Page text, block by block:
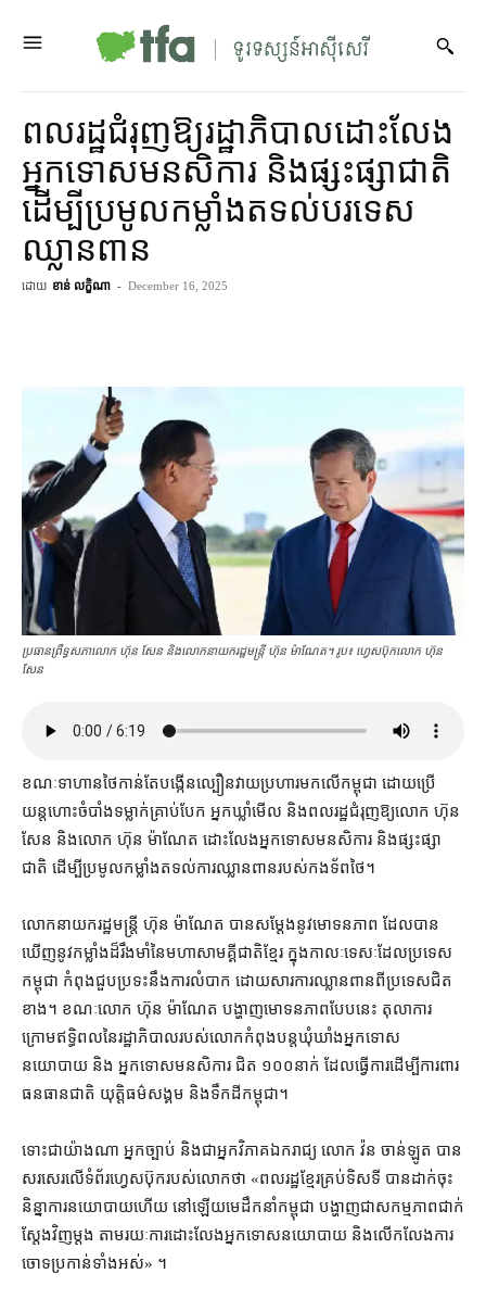
ពលរដ្ឋ​ជំរុញ​ឱ្យ​រដ្ឋាភិបាល​ដោះលែង​
អ្នកទោស​មនសិការ និង​ផ្សះផ្សា​ជាតិ
ដើម្បី​ប្រមូល​កម្លាំង​តទល់​បរទេស​
ឈ្លានពាន
ដោយ ខាន់ លក្ខិណា - December 16, 2025
ប្រធាន​ព្រឹទ្ធសភា​លោក ហ៊ុន សែន និង​លោក​នាយករដ្ឋមន្ត្រី ហ៊ុន ម៉ាណែត។ រូប៖ ហ្វេសប៊ុក​លោក ហ៊ុន
សែន
ខណៈ​ទាហាន​ថៃ​កាន់តែ​បង្កើន​ល្បឿន​វាយប្រហារ​មក​លើ​កម្ពុជា ដោយ​ប្រើ​
យន្ដហោះ​ចំបាំង​ទម្លាក់​គ្រាប់​បែក អ្នកឃ្លាំមើល និង​ពលរដ្ឋ​ជំរុញ​ឱ្យ​លោក ហ៊ុន
សែន និង​លោក ហ៊ុន ម៉ាណែត ដោះលែង​អ្នកទោស​មនសិការ និង​ផ្សះផ្សា​
ជាតិ ដើម្បី​ប្រមូល​កម្លាំង​តទល់​ការ​ឈ្លានពាន​របស់​កងទ័ព​ថៃ។
លោកនាយក​រដ្ឋមន្ត្រី ហ៊ុន ម៉ាណែត បាន​សម្ដែង​នូវ​មោទនភាព ដែល​បាន​
ឃើញ​នូវ​កម្លាំង​ដ៏​រឹងមាំ​នៃ​មហា​សាមគ្គី​ជាតិខ្មែរ ក្នុង​កាលៈទេសៈ​ដែល​ប្រទេស​
កម្ពុជា កំពុង​ជួបប្រទះ​នឹង​ការ​លំបាក ដោយសារ​ការឈ្លានពាន​ពី​ប្រទេស​ជិត
ខាង។ ខណៈ​លោក ហ៊ុន ម៉ាណែត បង្ហាញ​មោទនភាព​បែប​នេះ តុលាការ​
ក្រោម​ឥទ្ធិពល​នៃ​រដ្ឋាភិបាល​របស់​លោក​កំពុង​បន្ត​ឃុំឃាំង​អ្នក​ទោស​
នយោបាយ និង អ្នកទោស​មនសិការ ជិត ១០០​នាក់ ដែល​ធ្វើការ​ដើម្បី​ការពារ​
ធនធាន​ជាតិ យុត្តិធម៌​សង្គម និង​ទឹកដី​កម្ពុជា។
ទោះជា​យ៉ាងណា អ្នកច្បាប់ និង​ជា​អ្នកវិភាគ​ឯករាជ្យ លោក វ៉ន ចាន់ឡូត បាន​
សរសេរ​លើ​ទំព័រ​ហ្វេសប៊ុក​របស់​លោក​ថា «​ពលរដ្ឋ​ខ្មែរ​គ្រប់ទិសទី បាន​ដាក់​ចុះ
និន្នាការ​នយោបាយ​ហើយ នៅឡើយ​មេដឹកនាំ​កម្ពុជា បង្ហាញ​ជា​សកម្មភាព​ជាក់
ស្ដែង​វិញ​ម្ដង តាមរយៈ​ការ​ដោះលែង​អ្នក​ទោស​នយោបាយ និង​លើកលែង​ការ​
ចោទ​ប្រកាន់​ទាំងអស់» ។